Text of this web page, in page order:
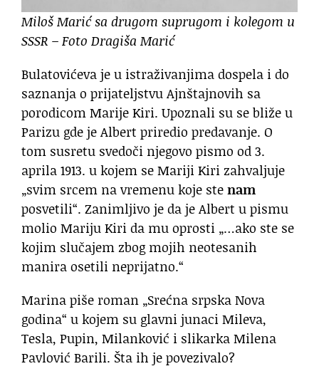
Miloš Marić sa drugom suprugom i kolegom u
SSSR – Foto Dragiša Marić
Bulatovićeva je u istraživanjima dospela i do
saznanja o prijateljstvu Ajnštajnovih sa
porodicom Marije Kiri. Upoznali su se bliže u
Parizu gde je Albert priredio predavanje. O
tom susretu svedoči njegovo pismo od 3.
aprila 1913. u kojem se Mariji Kiri zahvaljuje
„svim srcem na vremenu koje stenam
posvetili“. Zanimljivo je da je Albert u pismu
molio Mariju Kiri da mu oprosti „…ako ste se
kojim slučajem zbog mojih neotesanih
manira osetili neprijatno.“
Marina piše roman „Srećna srpska Nova
godina“ u kojem su glavni junaci Mileva,
Tesla, Pupin, Milanković i slikarka Milena
Pavlović Barili. Šta ih je povezivalo?